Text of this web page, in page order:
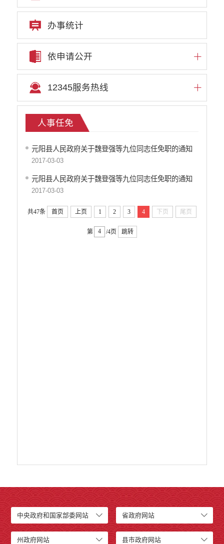
办事统计
依申请公开
12345服务热线
人事任免
元阳县人民政府关于魏登强等九位同志任免职的通知
2017-03-03
元阳县人民政府关于魏登强等九位同志任免职的通知
2017-03-03
共47条 首页 上页 1 2 3 4 下页 尾页
第 /4页 跳转
中央政府和国家部委网站 省政府网站
州政府网站 县市政府网站